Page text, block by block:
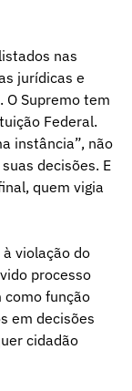
nas
jurídicas e
O Supremo tem
Federal.
instância”, não
decisões. E
quem vigia
violação do
processo
como função
em decisões
cidadão